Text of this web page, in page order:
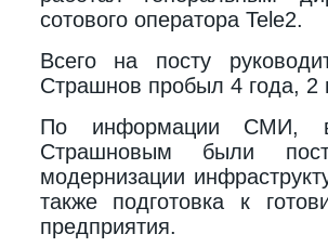
сотового оператора Tele2.
Всего на посту
Страшнов пробыл 4 года, 2
По информации СМИ,
Страшновым были
модернизации
также подготовка к
предприятия.